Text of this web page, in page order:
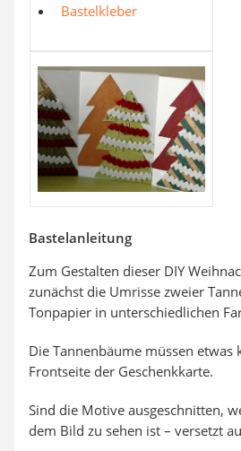
Bastelkleber
Bastelanleitung
Zum Gestalten dieser DIY
zunächst die Umrisse zweier
Tonpapier in unterschiedlichen
Die Tannenbäume müssen etwas
Frontseite der Geschenkkarte.
Sind die Motive ausgeschnitten,
dem Bild zu sehen ist – versetzt